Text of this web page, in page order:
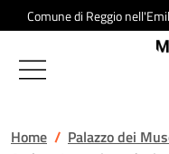
Salta al contenuto
Comune di Reggio
Home
Palazzo dei